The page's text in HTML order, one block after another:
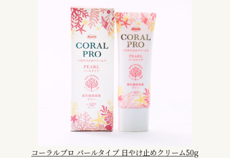
コーラルプロ パールタイプ 日やけ止めクリーム50g